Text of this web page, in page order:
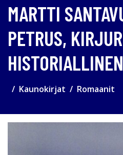
MARTTI
PETRUS,
Kaunokirjat Romaanit